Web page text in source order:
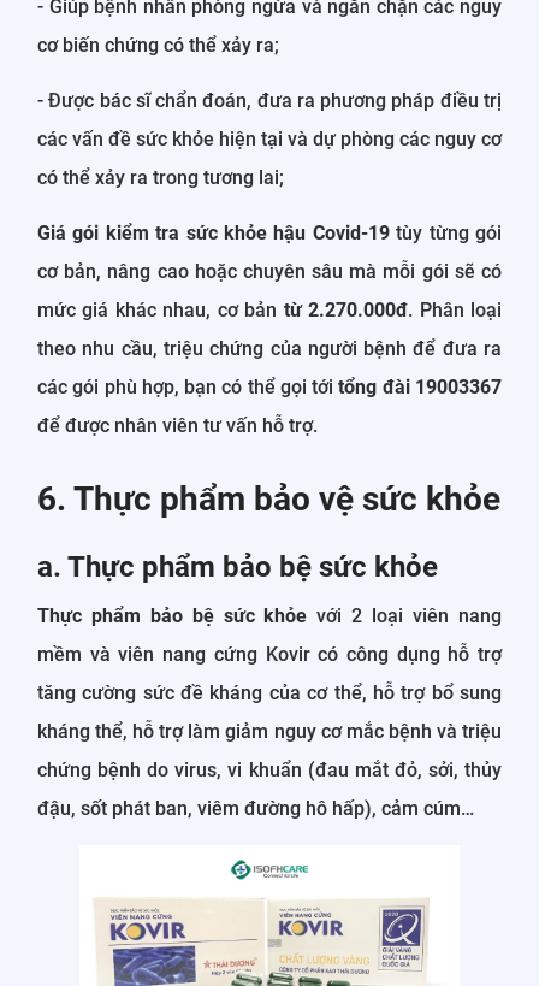
- Giúp bệnh nhân phòng ngừa và ngăn chặn các nguy
cơ biến chứng có thể xảy ra;
- Được bác sĩ chẩn đoán, đưa ra phương pháp điều trị
các vấn đề sức khỏe hiện tại và dự phòng các nguy cơ
có thể xảy ra trong tương lai;
Giá gói kiểm tra sức khỏe hậu Covid-19tùy từng gói
cơ bản, nâng cao hoặc chuyên sâu mà mỗi gói sẽ có
mức giá khác nhau, cơ bản từ 2.270.000đ. Phân loại
theo nhu cầu, triệu chứng của người bệnh để đưa ra
các gói phù hợp, bạn có thể gọi tớitổng đài 19003367
để được nhân viên tư vấn hỗ trợ.
6. Thực phẩm bảo vệ sức khỏe
a. Thực phẩm bảo bệ sức khỏe
Thực phẩm bảo bệ sức khỏe với 2 loại viên nang
mềm và viên nang cứng Kovir có công dụng hỗ trợ
tăng cường sức đề kháng của cơ thể, hỗ trợ bổ sung
kháng thể, hỗ trợ làm giảm nguy cơ mắc bệnh và triệu
chứng bệnh do virus, vi khuẩn (đau mắt đỏ, sởi, thủy
đậu, sốt phát ban, viêm đường hô hấp), cảm cúm…